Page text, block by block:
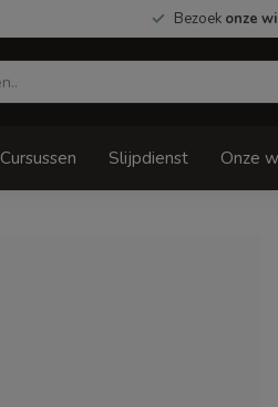
Bezoek onze
Cursussen Slijpdienst Onze